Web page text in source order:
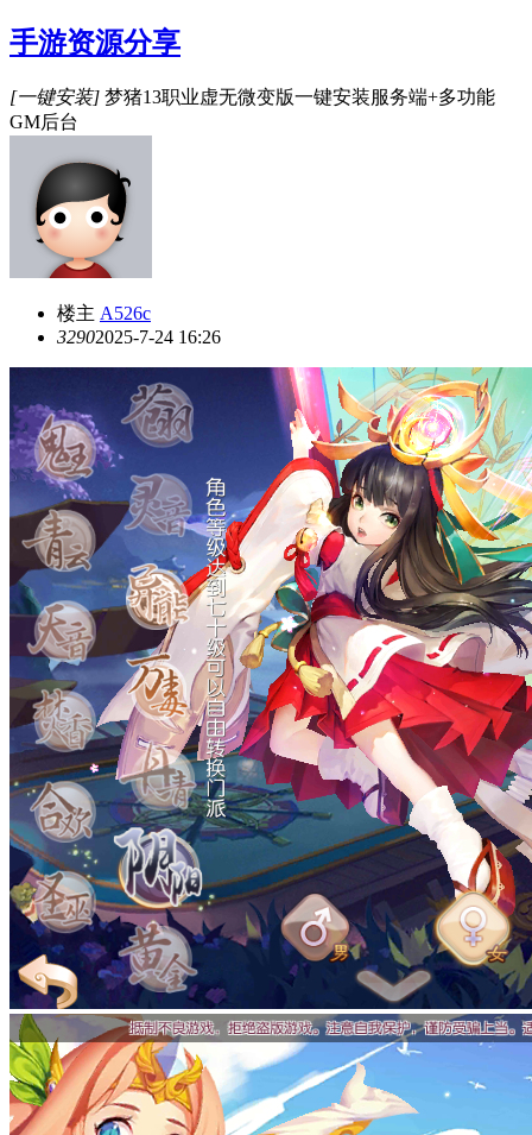
手游资源分享
[一键安装] 梦猪13职业虚无微变版一键安装服务端+多功能
GM后台
楼主 A526c
32902025-7-24 16:26